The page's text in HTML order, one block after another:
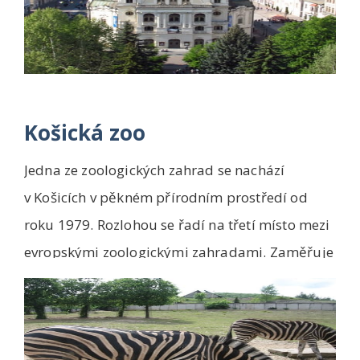
Košická zoo
Jedna ze zoologických zahrad se nachází
v Košicích v pěkném přírodním prostředí od
roku 1979. Rozlohou se řadí na třetí místo mezi
evropskými zoologickými zahradami. Zaměřuje
se př...